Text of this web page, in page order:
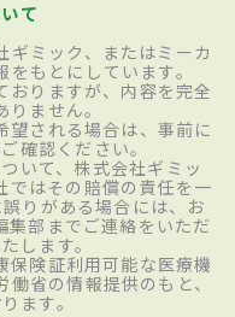
て
ギミック、またはミーカ
もとにしています。
おりますが、内容を完全
ません。
望される場合は、事前に
確認ください。
いて、株式会社ギミッ
ではその賠償の責任を一
りがある場合には、お
集部までご連絡をいただ
します。
保険証利用可能な医療機
省の情報提供のもと、
ます。